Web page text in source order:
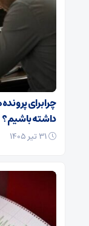
چرا برای
داشته باشیم؟